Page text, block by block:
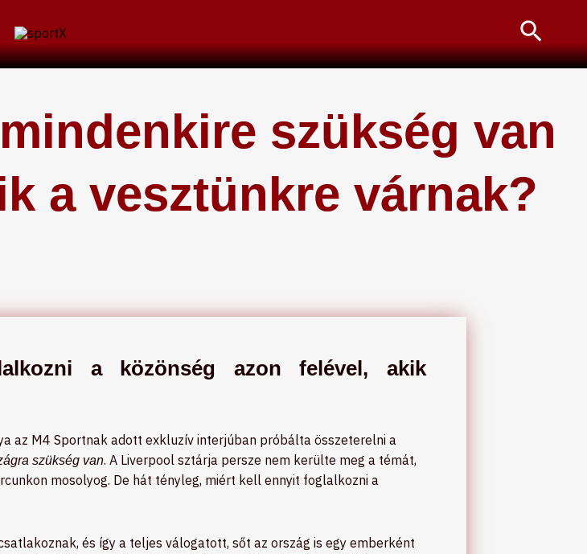
szükség van
a vesztünkre várnak?
a közönség azon felével, akik
az M4 Sportnak adott exkluzív interjúban próbálta összeterelni a
szükség van. A Liverpool sztárja persze nem kerülte meg a témát,
mosolyog. De hát tényleg, miért kell ennyit foglalkozni a
és így a teljes válogatott, sőt az ország is egy emberként